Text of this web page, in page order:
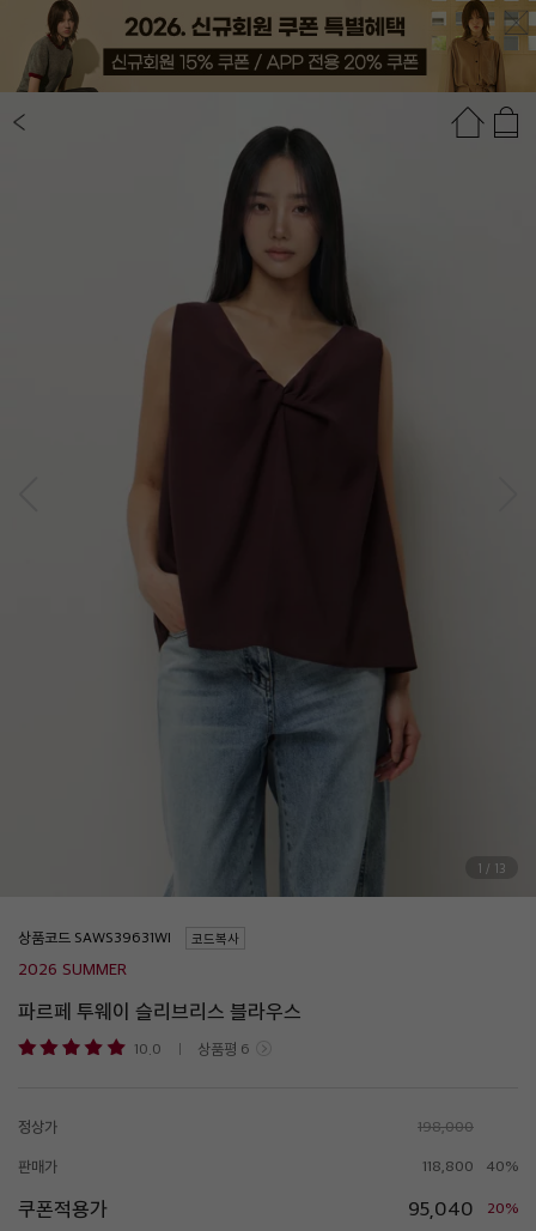
상품정보 추천상품
1 / 13
상품코드 코드복사
2026 SUMMER
파르페 투웨이 슬리브리스 블라우스
10.0 상품평 6
정상가 198,000
판매가 118,800 40%
쿠폰적용가 95,040 20%